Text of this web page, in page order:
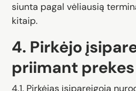
siunta pagal vėliausią
kitaip.
4. Pirkėjo
priimant prekes
4.1. Pirkėjas įsipareigoja